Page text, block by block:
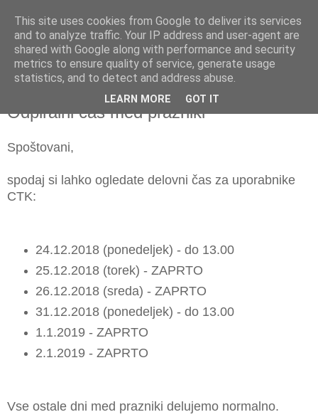
petek, 21. december 2018
Odpiralni čas med prazniki
Spoštovani,
spodaj si lahko ogledate delovni čas za uporabnike
CTK:
24.12.2018 (ponedeljek) - do 13.00
25.12.2018 (torek) - ZAPRTO
26.12.2018 (sreda) - ZAPRTO
31.12.2018 (ponedeljek) - do 13.00
1.1.2019 - ZAPRTO
2.1.2019 - ZAPRTO
Vse ostale dni med prazniki delujemo normalno.
This site uses cookies from Google to deliver its services
and to analyze traffic. Your IP address and user-agent are
shared with Google along with performance and security
metrics to ensure quality of service, generate usage
statistics, and to detect and address abuse.
LEARN MORE GOT IT